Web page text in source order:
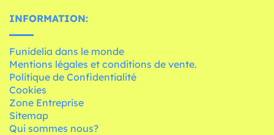
INFORMATION:
Funidelia dans le monde
Mentions légales et conditions de vente.
Politique de Confidentialité
Cookies
Zone Entreprise
Sitemap
Qui sommes nous?